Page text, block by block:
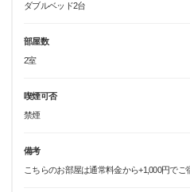
ダブルベッド2台
部屋数
2室
喫煙可否
禁煙
備考
こちらのお部屋は通常料金から+1,000円でご